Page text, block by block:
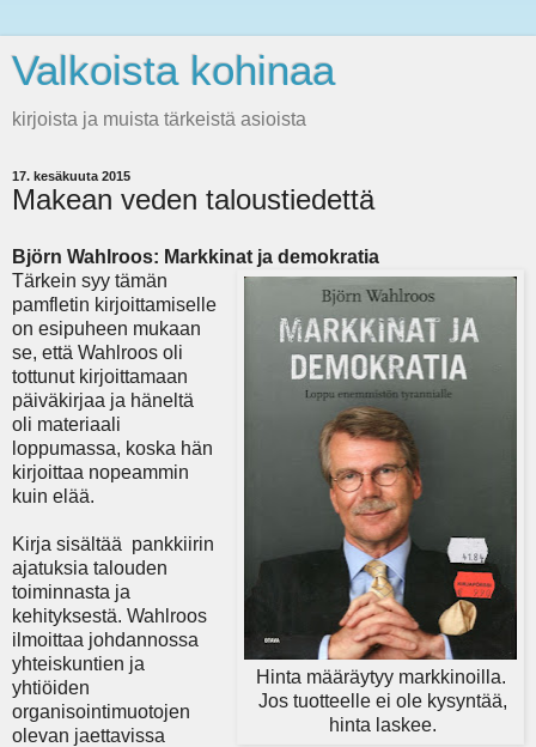
Valkoista kohinaa
kirjoista ja muista tärkeistä asioista
17. kesäkuuta 2015
Makean veden taloustiedettä
Björn Wahlroos: Markkinat ja demokratia
Hinta määräytyy markkinoilla.
Jos tuotteelle ei ole kysyntää,
hinta laskee.
Tärkein syy tämän
pamfletin kirjoittamiselle
on esipuheen mukaan
se, että Wahlroos oli
tottunut kirjoittamaan
päiväkirjaa ja häneltä
oli materiaali
loppumassa, koska hän
kirjoittaa nopeammin
kuin elää.
Kirja sisältää pankkiirin
ajatuksia talouden
toiminnasta ja
kehityksestä. Wahlroos
ilmoittaa johdannossa
yhteiskuntien ja
yhtiöiden
organisointimuotojen
olevan jaettavissa